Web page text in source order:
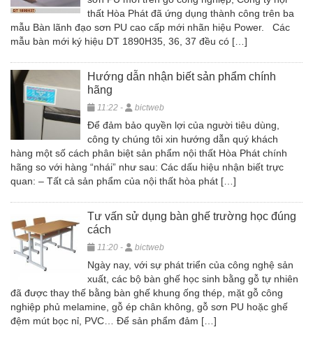
thất Hòa Phát đã ứng dụng thành công trên ba
mẫu Bàn lãnh đạo sơn PU cao cấp mới nhãn hiệu Power. Các
mẫu bàn mới ký hiệu DT 1890H35, 36, 37 đều có […]
Hướng dẫn nhận biết sản phẩm chính
hãng
11:22 - bictweb
Để đảm bảo quyền lợi của người tiêu dùng,
công ty chúng tôi xin hướng dẫn quý khách
hàng một số cách phân biệt sản phẩm nội thất Hòa Phát chính
hãng so với hàng “nhái” như sau: Các dấu hiệu nhận biết trực
quan: – Tất cả sản phẩm của nội thất hòa phát […]
Tư vấn sử dụng bàn ghế trường học đúng
cách
11:20 - bictweb
Ngày nay, với sự phát triển của công nghệ sản
xuất, các bộ bàn ghế học sinh bằng gỗ tự nhiên
đã được thay thế bằng bàn ghế khung ống thép, mặt gỗ công
nghiệp phủ melamine, gỗ ép chân không, gỗ sơn PU hoặc ghế
đệm mút bọc nỉ, PVC… Để sản phẩm đảm […]